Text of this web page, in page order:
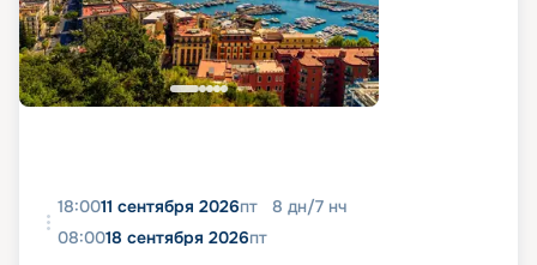
18:0011 сентября 2026пт 8 дн/7 нч
08:0018 сентября 2026пт